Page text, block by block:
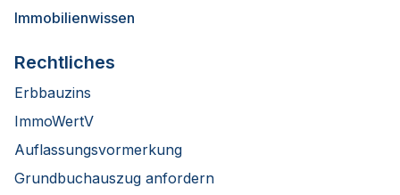
Immobilienwissen
Rechtliches
Erbbauzins
ImmoWertV
Auflassungsvormerkung
Grundbuchauszug anfordern